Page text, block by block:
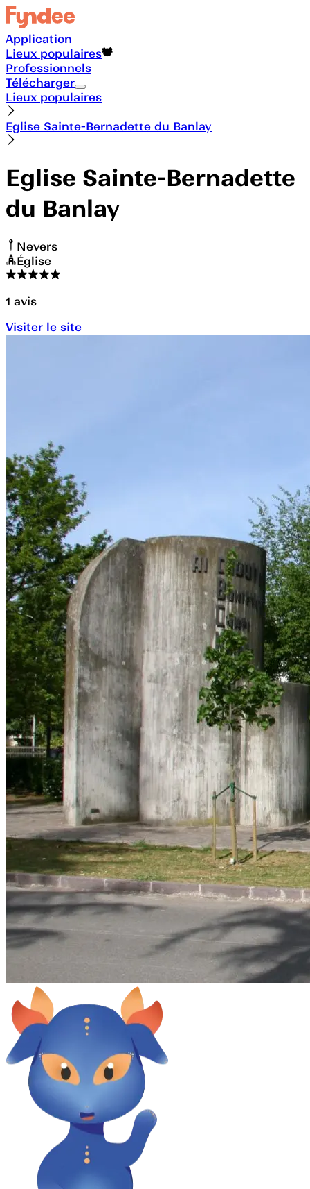
Application
Lieux populaires
Professionnels
Télécharger
Lieux populaires
Eglise Sainte-Bernadette du Banlay
Eglise Sainte-Bernadette
du Banlay
Nevers
Église
1 avis
Visiter le site